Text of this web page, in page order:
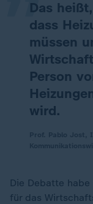
Das
dass
müssen
Person
wird.
Die Debatte
für das